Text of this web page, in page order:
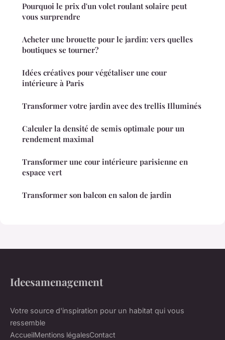
Pourquoi le prix d'un volet roulant solaire peut
vous surprendre
Acheter une brouette pour le jardin: vers quelles
boutiques se tourner?
Idées créatives pour végétaliser une cour
intérieure à Paris
Transformer votre jardin avec des trellis Illuminés
Calculer la densité de semis optimale pour un
rendement maximal
Transformer une cour intérieure parisienne en
espace vert
Transformer son balcon en salon de jardin
Ideesamenagement
Votre source d'inspiration pour un habitat qui vous
ressemble
AccueilMentions légalesContact